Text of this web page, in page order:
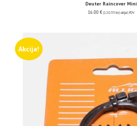
Deuter Raincover Mini
16.00 € (120.55 kn) uključ. PDV
Akcija!